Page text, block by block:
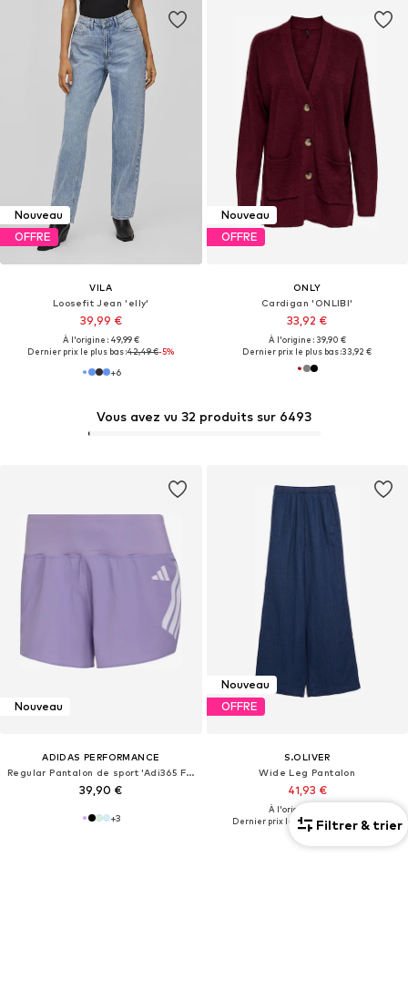
Nouveau
OFFRE
VILA
Loosefit Jean 'elly'
39,99 €
À l'origine : 49,99 €
Dernier prix le plus bas :42,49 €-5%
+6
Nouveau
OFFRE
ONLY
Cardigan 'ONLIBI'
33,92 €
À l'origine : 39,90 €
Dernier prix le plus bas :33,92 €
Nouveau
ADIDAS PERFORMANCE
Regular Pantalon de sport 'Adi365 Formotion'
39,90 €
+3
Vous avez vu 32 produits sur 6493
Nouveau
OFFRE
S.OLIVER
Wide Leg Pantalon
41,93 €
À l'origine : 59,90 €
Dernier prix le plus bas : 47,92 €-12%
Filtrer & trier